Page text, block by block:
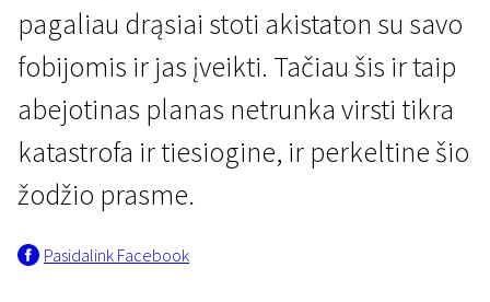
Naujienos iš Šiaurės
1 val. 37 min. | Komedija | N-13
pagaliau drąsiai stoti akistaton su savo
fobijomis ir jas įveikti. Tačiau šis ir taip
abejotinas planas netrunka virsti tikra
katastrofa ir tiesiogine, ir perkeltine šio
žodžio prasme.
Pasidalink Facebook